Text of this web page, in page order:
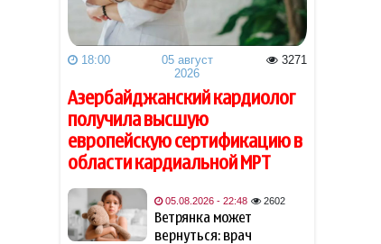
09:25
Генсек НАТО выступил с
заявлением после ударов
России по Киеву
09:19
Трамп заявил об обладании
США 60 процентов мировых
запасов нефти и газа
09:16
Politico: Сотрудничество США
и Украины в сфере разведки
улучшилось
18:00
05 август
2026
3271
Азербайджанский кардиолог
получила высшую
европейскую сертификацию в
области кардиальной МРТ
05.08.2026 - 22:48 2602
Ветрянка может
вернуться: врач